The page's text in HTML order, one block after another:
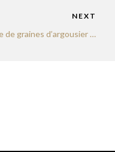
NEXT
L’huile de graines d’argousier : pour un effet glowy naturel !